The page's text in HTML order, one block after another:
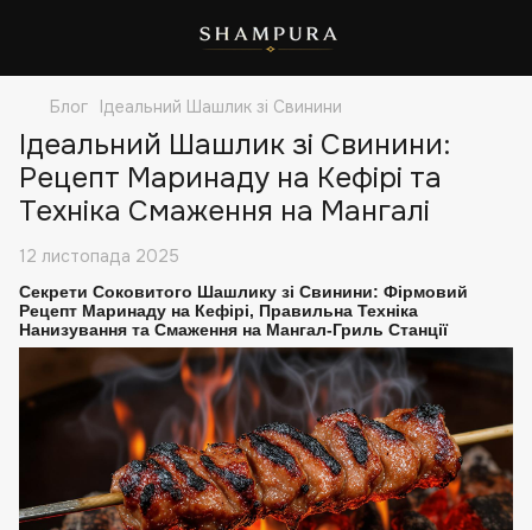
Блог Ідеальний Шашлик зі Свинини
Ідеальний Шашлик зі Свинини:
Рецепт Маринаду на Кефірі та
Техніка Смаження на Мангалі
12 листопада 2025
Секрети Соковитого Шашлику зі Свинини: Фірмовий
Рецепт Маринаду на Кефірі, Правильна Техніка
Нанизування та Смаження на Мангал-Гриль Станції